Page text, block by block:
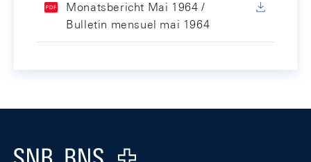
Monatsbericht Mai 1964 /
Bulletin mensuel mai 1964
Logo